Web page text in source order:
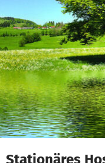
Zum Hauptinhalt
Erklärung zur
Stationäres